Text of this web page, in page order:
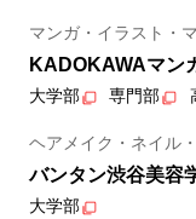
マンガ・イラスト・
KADOKAWAマン
大学部 専門部
ヘアメイク・ネイル
バンタン渋谷美容
大学部